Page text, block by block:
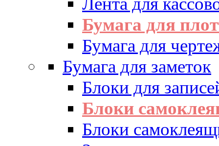
Бумага для
Бумага для
Бумага для заметок
Блоки для
Блоки
Блоки